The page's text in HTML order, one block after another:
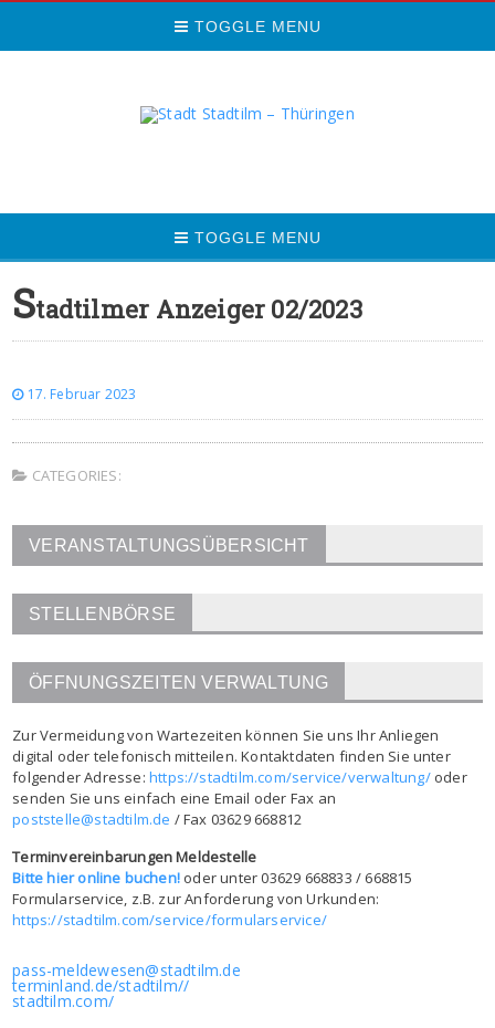
TOGGLE MENU
TOGGLE MENU
Stadtilmer Anzeiger 02/2023
17. Februar 2023
CATEGORIES:
VERANSTALTUNGSÜBERSICHT
STELLENBÖRSE
ÖFFNUNGSZEITEN VERWALTUNG
Zur Vermeidung von Wartezeiten können Sie uns Ihr Anliegen
digital oder telefonisch mitteilen. Kontaktdaten finden Sie unter
folgender Adresse: https://stadtilm.com/service/verwaltung/oder
senden Sie uns einfach eine Email oder Fax an
poststelle@stadtilm.de / Fax 03629 668812
Terminvereinbarungen Meldestelle
Bitte hier online buchen! oder unter 03629 668833 / 668815
Formularservice, z.B. zur Anforderung von Urkunden:
https://stadtilm.com/service/formularservice/
pass-meldewesen@stadtilm.de
terminland.de/stadtilm//
stadtilm.com/